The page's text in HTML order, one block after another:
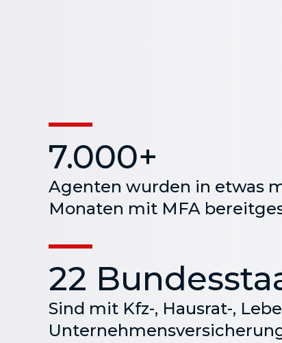
7.000+
Agenten wurden in etwas
Monaten mit MFA
22
Sind mit Kfz-, Hausrat-,